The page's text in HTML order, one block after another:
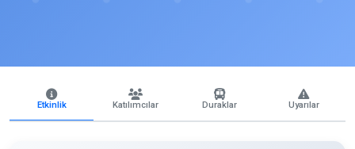
Etkinlik Katılımcılar Duraklar Uyarılar